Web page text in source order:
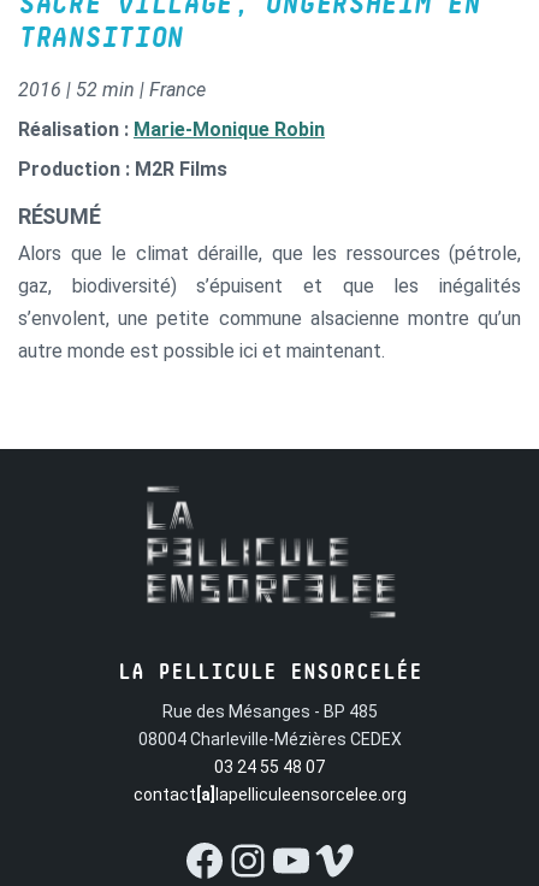
TRANSITION
2016 | 52 min | France
Réalisation : Marie-Monique Robin
Production : M2R Films
RÉSUMÉ
Alors que le climat déraille, que les ressources (pétrole,
gaz, biodiversité) s’épuisent et que les inégalités
s’envolent, une petite commune alsacienne montre qu’un
autre monde est possible ici et maintenant.
LA PELLICULE ENSORCELÉE
Rue des Mésanges - BP 485
08004 Charleville-Mézières CEDEX
03 24 55 48 07
contact [a] lapelliculeensorcelee.org
Facebook
Instagram
YouTube
Vimeo